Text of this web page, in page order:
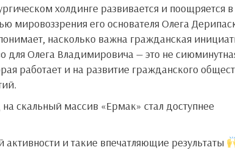
мировоззрения его основателя Олега
насколько важна гражданская
для Олега Владимировича — это не
работает и на развитие гражданского
и такие впечатляющие результаты